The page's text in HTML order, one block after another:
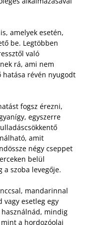
amelyek esetén,
be. Legtöbben
való
rá, ami nem
révén nyugodt
fogsz érezni,
egyszerre
amit
négy cseppet
belül
szoba levegője.
mandarinnal
vagy esetleg egy
mindig
a hordozóolaj